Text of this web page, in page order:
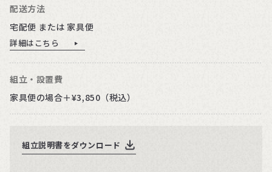
配送方法
宅配便 または 家具便
詳細はこちら
組立・設置費
家具便の場合＋¥3,850（税込）
組立説明書をダウンロード